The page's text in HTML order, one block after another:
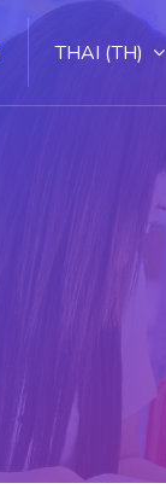
THAI ‎(TH)‎